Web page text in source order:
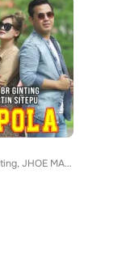
Gitarena br Ginting, JHOE MARTIN SITEPU